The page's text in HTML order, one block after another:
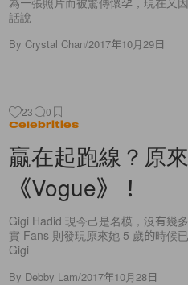
話說
By Crystal Chan/2017年10月29日
23 0
Celebrities
贏在起跑線？原
《Vogue》！
Gigi Hadid 現今己是名模，沒有幾
實 Fans 則發現原來她 5 歲的時候
Gigi
By Debby Lam/2017年10月28日